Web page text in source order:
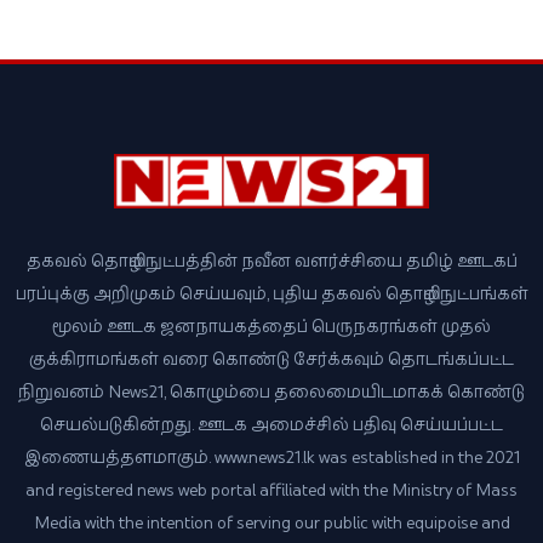
தகவல் தொழில்நுட்பத்தின் நவீன வளர்ச்சியை தமிழ் ஊடகப்
பரப்புக்கு அறிமுகம் செய்யவும், புதிய தகவல் தொழில்நுட்பங்கள்
மூலம் ஊடக ஜனநாயகத்தைப் பெருநகரங்கள் முதல்
குக்கிராமங்கள் வரை கொண்டு சேர்க்கவும் தொடங்கப்பட்ட
நிறுவனம் News21, கொழும்பை தலைமையிடமாகக் கொண்டு
செயல்படுகின்றது. ஊடக அமைச்சில் பதிவு செய்யப்பட்ட
இணையத்தளமாகும். www.news21.lk was established in the 2021
and registered news web portal affiliated with the Ministry of Mass
Media with the intention of serving our public with equipoise and